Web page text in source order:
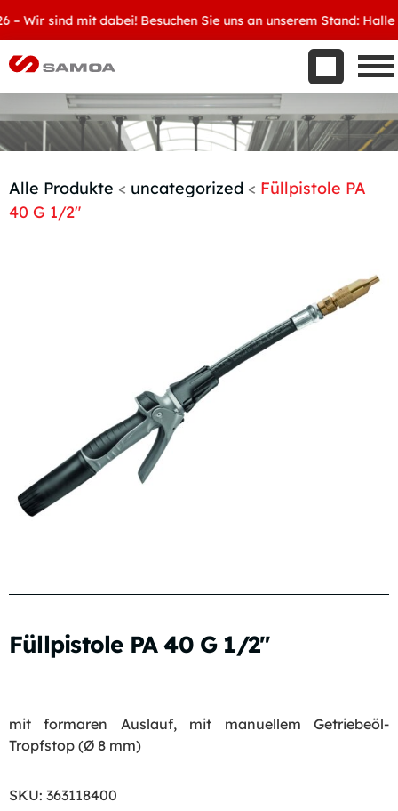
Wir sind mit dabei! Besuchen Sie uns an unserem Stand: Halle
Aktuelles
Kontakt
Handelspartner werden
Alle Produkte < uncategorized < Füllpistole PA
40 G 1/2″
Füllpistole PA 40 G 1/2″
mit formaren Auslauf, mit manuellem Getriebeöl-
Tropfstop (Ø 8 mm)
SKU: 363118400